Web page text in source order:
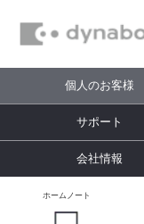
個人のお客様
サポート
会社情報
ホームノート